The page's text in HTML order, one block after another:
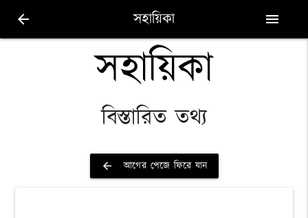
arrow_back সহায়িকা menu
সহায়িকা
বিস্তারিত তথ্য
arrow_back আগের পেজে ফিরে যান